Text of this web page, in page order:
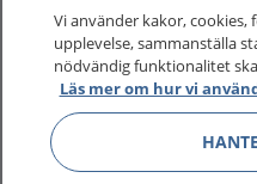
1177 på flera språk
Om 1177
Vi använder kakor,
upplevelse, sammanställa
nödvändig funktionalitet
Läs mer om hur vi